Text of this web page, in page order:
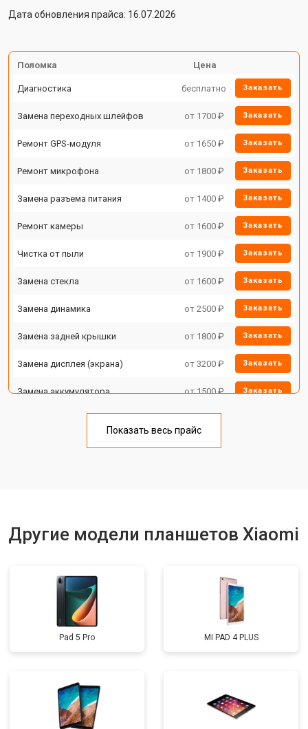
Дата обновления прайса: 16.07.2026
Поломка Цена
Диагностика бесплатно Заказать
Замена переходных шлейфов от 1700 ₽ Заказать
Ремонт GPS-модуля от 1650 ₽ Заказать
Ремонт микрофона от 1800 ₽ Заказать
Замена разъема питания от 1400 ₽ Заказать
Ремонт камеры от 1600 ₽ Заказать
Чистка от пыли от 1900 ₽ Заказать
Замена стекла от 1600 ₽ Заказать
Замена динамика от 2500 ₽ Заказать
Замена задней крышки от 1800 ₽ Заказать
Замена дисплея (экрана) от 3200 ₽ Заказать
Замена аккумулятора от 1500 ₽ Заказать
Замена материнской платы от 3200 ₽
Показать весь прайс
Другие модели планшетов Xiaomi
Pad 5 Pro MI PAD 4 PLUS